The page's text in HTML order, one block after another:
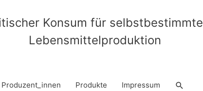
Konsum für selbstbestimmte
Lebensmittelproduktion
Produzent_innen Produkte Impressum Suche